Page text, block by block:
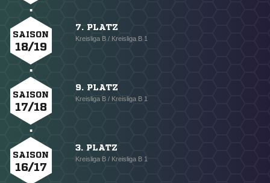
SAISON
18/19
7. PLATZ
Kreisliga B / Kreisliga B 1
SAISON
17/18
9. PLATZ
Kreisliga B / Kreisliga B 1
SAISON
16/17
3. PLATZ
Kreisliga B / Kreisliga B 1